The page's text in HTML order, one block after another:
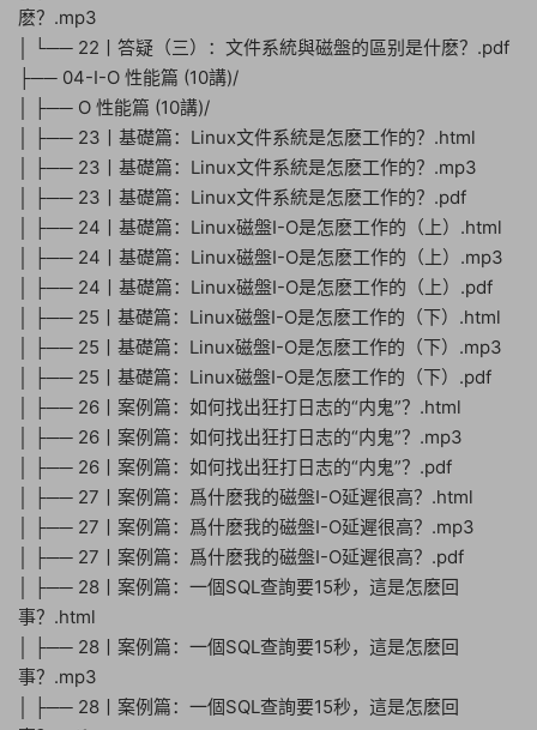
麽？.mp3
│ └── 22丨答疑（三）：文件系統與磁盤的區别是什麽？.pdf
├── 04-I-O 性能篇 (10講)/
│ ├── O 性能篇 (10講)/
│ ├── 23丨基礎篇：Linux文件系統是怎麽工作的？.html
│ ├── 23丨基礎篇：Linux文件系統是怎麽工作的？.mp3
│ ├── 23丨基礎篇：Linux文件系統是怎麽工作的？.pdf
│ ├── 24丨基礎篇：Linux磁盤I-O是怎麽工作的（上）.html
│ ├── 24丨基礎篇：Linux磁盤I-O是怎麽工作的（上）.mp3
│ ├── 24丨基礎篇：Linux磁盤I-O是怎麽工作的（上）.pdf
│ ├── 25丨基礎篇：Linux磁盤I-O是怎麽工作的（下）.html
│ ├── 25丨基礎篇：Linux磁盤I-O是怎麽工作的（下）.mp3
│ ├── 25丨基礎篇：Linux磁盤I-O是怎麽工作的（下）.pdf
│ ├── 26丨案例篇：如何找出狂打日志的“内鬼”？.html
│ ├── 26丨案例篇：如何找出狂打日志的“内鬼”？.mp3
│ ├── 26丨案例篇：如何找出狂打日志的“内鬼”？.pdf
│ ├── 27丨案例篇：爲什麽我的磁盤I-O延遲很高？.html
│ ├── 27丨案例篇：爲什麽我的磁盤I-O延遲很高？.mp3
│ ├── 27丨案例篇：爲什麽我的磁盤I-O延遲很高？.pdf
│ ├── 28丨案例篇：一個SQL查詢要15秒，這是怎麽回
事？.html
│ ├── 28丨案例篇：一個SQL查詢要15秒，這是怎麽回
事？.mp3
│ ├── 28丨案例篇：一個SQL查詢要15秒，這是怎麽回